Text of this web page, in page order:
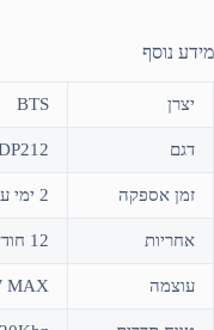
מידע נוסף
יצרן BTS
דגם
זמן אספקה 2 ימי עסקים
אחריות 12 חודשים על ידי היבואן "ארט-סטודיו"
עוצמה MAX